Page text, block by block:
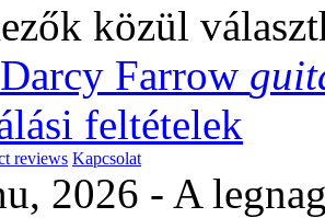
közül
Darcy Farrow
feltételek
reviews Kapcsolat
2026 - A